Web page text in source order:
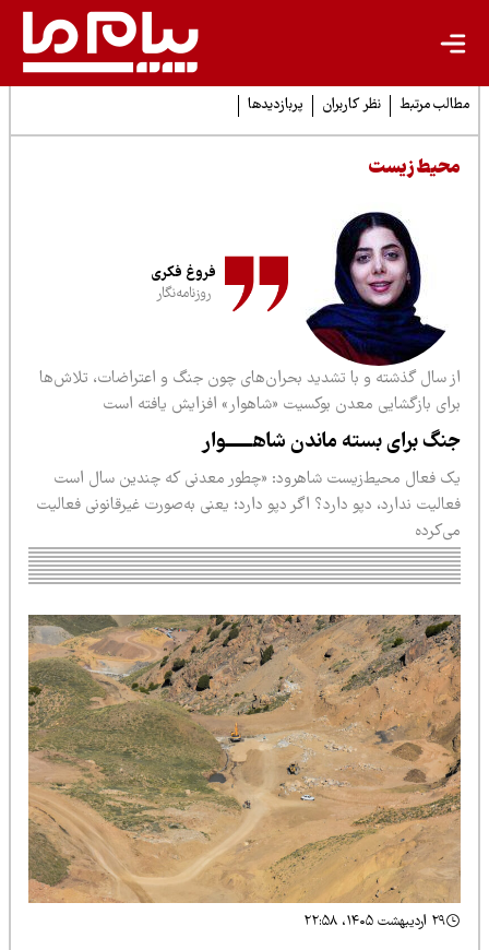
مرتبط نظر کاربران پربازدیدها
زیست
فروغ فکری
روزنامه‌نگار
سال گذشته و با تشدید بحران‌های چون جنگ و اعتراضات، تلاش‌ها
بازگشایی معدن بوکسیت «شاهوار» افزایش یافته است
برای بسته ماندن شاهــــــوار
فعال محیط‌زیست شاهرود: «چطور معدنی که چندین سال است
ندارد، دپو دارد؟ اگر دپو دارد؛ یعنی به‌صورت غیرقانونی فعالیت